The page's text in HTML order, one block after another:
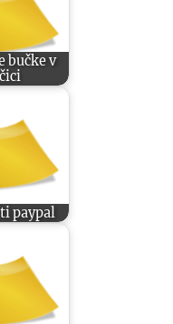
bučke v
paypal